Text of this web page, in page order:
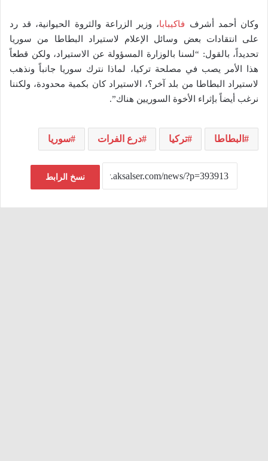
وكان أحمد أشرف فاكيبابا، وزير الزراعة والثروة الحيوانية، قد رد
على انتقادات بعض وسائل الإعلام لاستيراد البطاطا من سوريا
تحديداً، بالقول: “لسنا بالوزارة المسؤولة عن الاستيراد، ولكن قطعاً
هذا الأمر يصب في مصلحة تركيا، لماذا نترك سوريا جانباً ونذهب
لاستيراد البطاطا من بلد آخر؟، الاستيراد كان بكمية محدودة، ولكننا
نرغب أيضاً بإثراء الأخوة السوريين هناك”.
البطاطا تركيا درع الفرات سوريا
نسخ الرابط